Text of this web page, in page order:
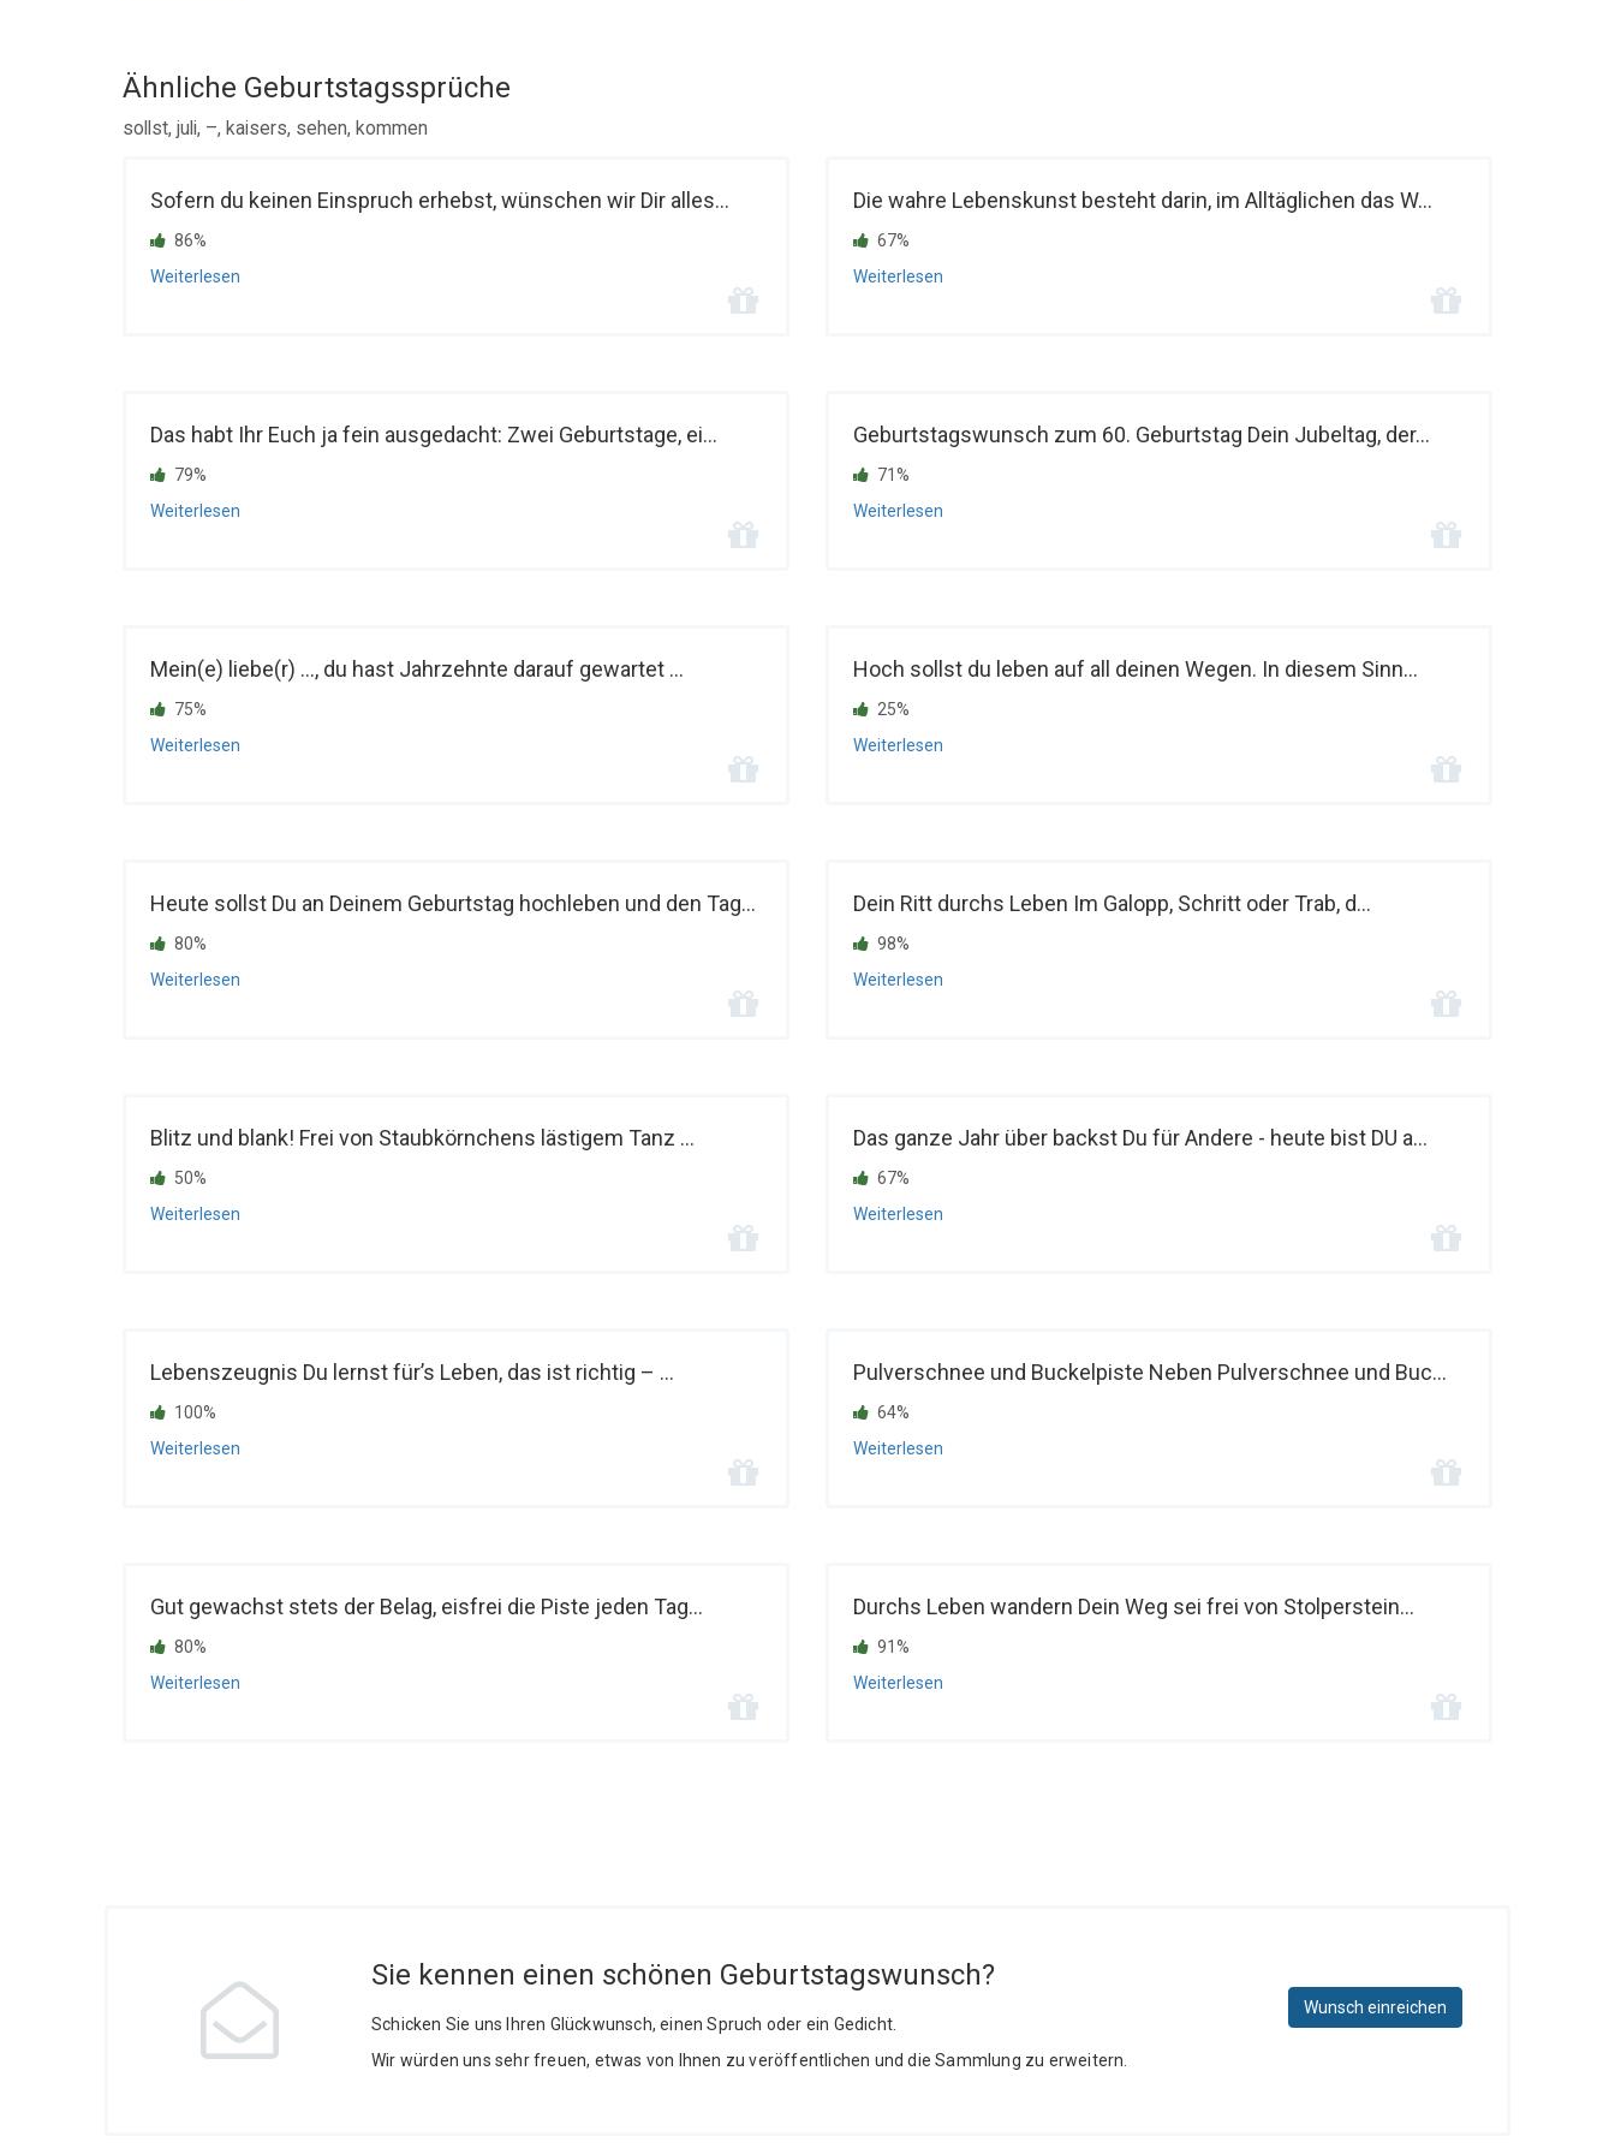
Ähnliche Geburtstagssprüche
sollst, juli, –, kaisers, sehen, kommen
Sofern du keinen Einspruch erhebst, wünschen wir Dir alles...
86%
Weiterlesen
Die wahre Lebenskunst besteht darin, im Alltäglichen das W...
67%
Weiterlesen
Das habt Ihr Euch ja fein ausgedacht: Zwei Geburtstage, ei...
79%
Weiterlesen
Geburtstagswunsch zum 60. Geburtstag Dein Jubeltag, der...
71%
Weiterlesen
Mein(e) liebe(r) ..., du hast Jahrzehnte darauf gewartet ...
75%
Weiterlesen
Hoch sollst du leben auf all deinen Wegen. In diesem Sinn...
25%
Weiterlesen
Heute sollst Du an Deinem Geburtstag hochleben und den Tag...
80%
Weiterlesen
Dein Ritt durchs Leben Im Galopp, Schritt oder Trab, d...
98%
Weiterlesen
Blitz und blank! Frei von Staubkörnchens lästigem Tanz ...
50%
Weiterlesen
Das ganze Jahr über backst Du für Andere - heute bist DU a...
67%
Weiterlesen
Lebenszeugnis Du lernst für’s Leben, das ist richtig – ...
100%
Weiterlesen
Pulverschnee und Buckelpiste Neben Pulverschnee und Buc...
64%
Weiterlesen
Gut gewachst stets der Belag, eisfrei die Piste jeden Tag...
80%
Weiterlesen
Durchs Leben wandern Dein Weg sei frei von Stolperstein...
91%
Weiterlesen
Sie kennen einen schönen Geburtstagswunsch?
Schicken Sie uns Ihren Glückwunsch, einen Spruch oder ein Gedicht.
Wir würden uns sehr freuen, etwas von Ihnen zu veröffentlichen und die Sammlung zu erweitern.
Wunsch einreichen